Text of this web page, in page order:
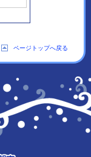
ページトップへ戻る